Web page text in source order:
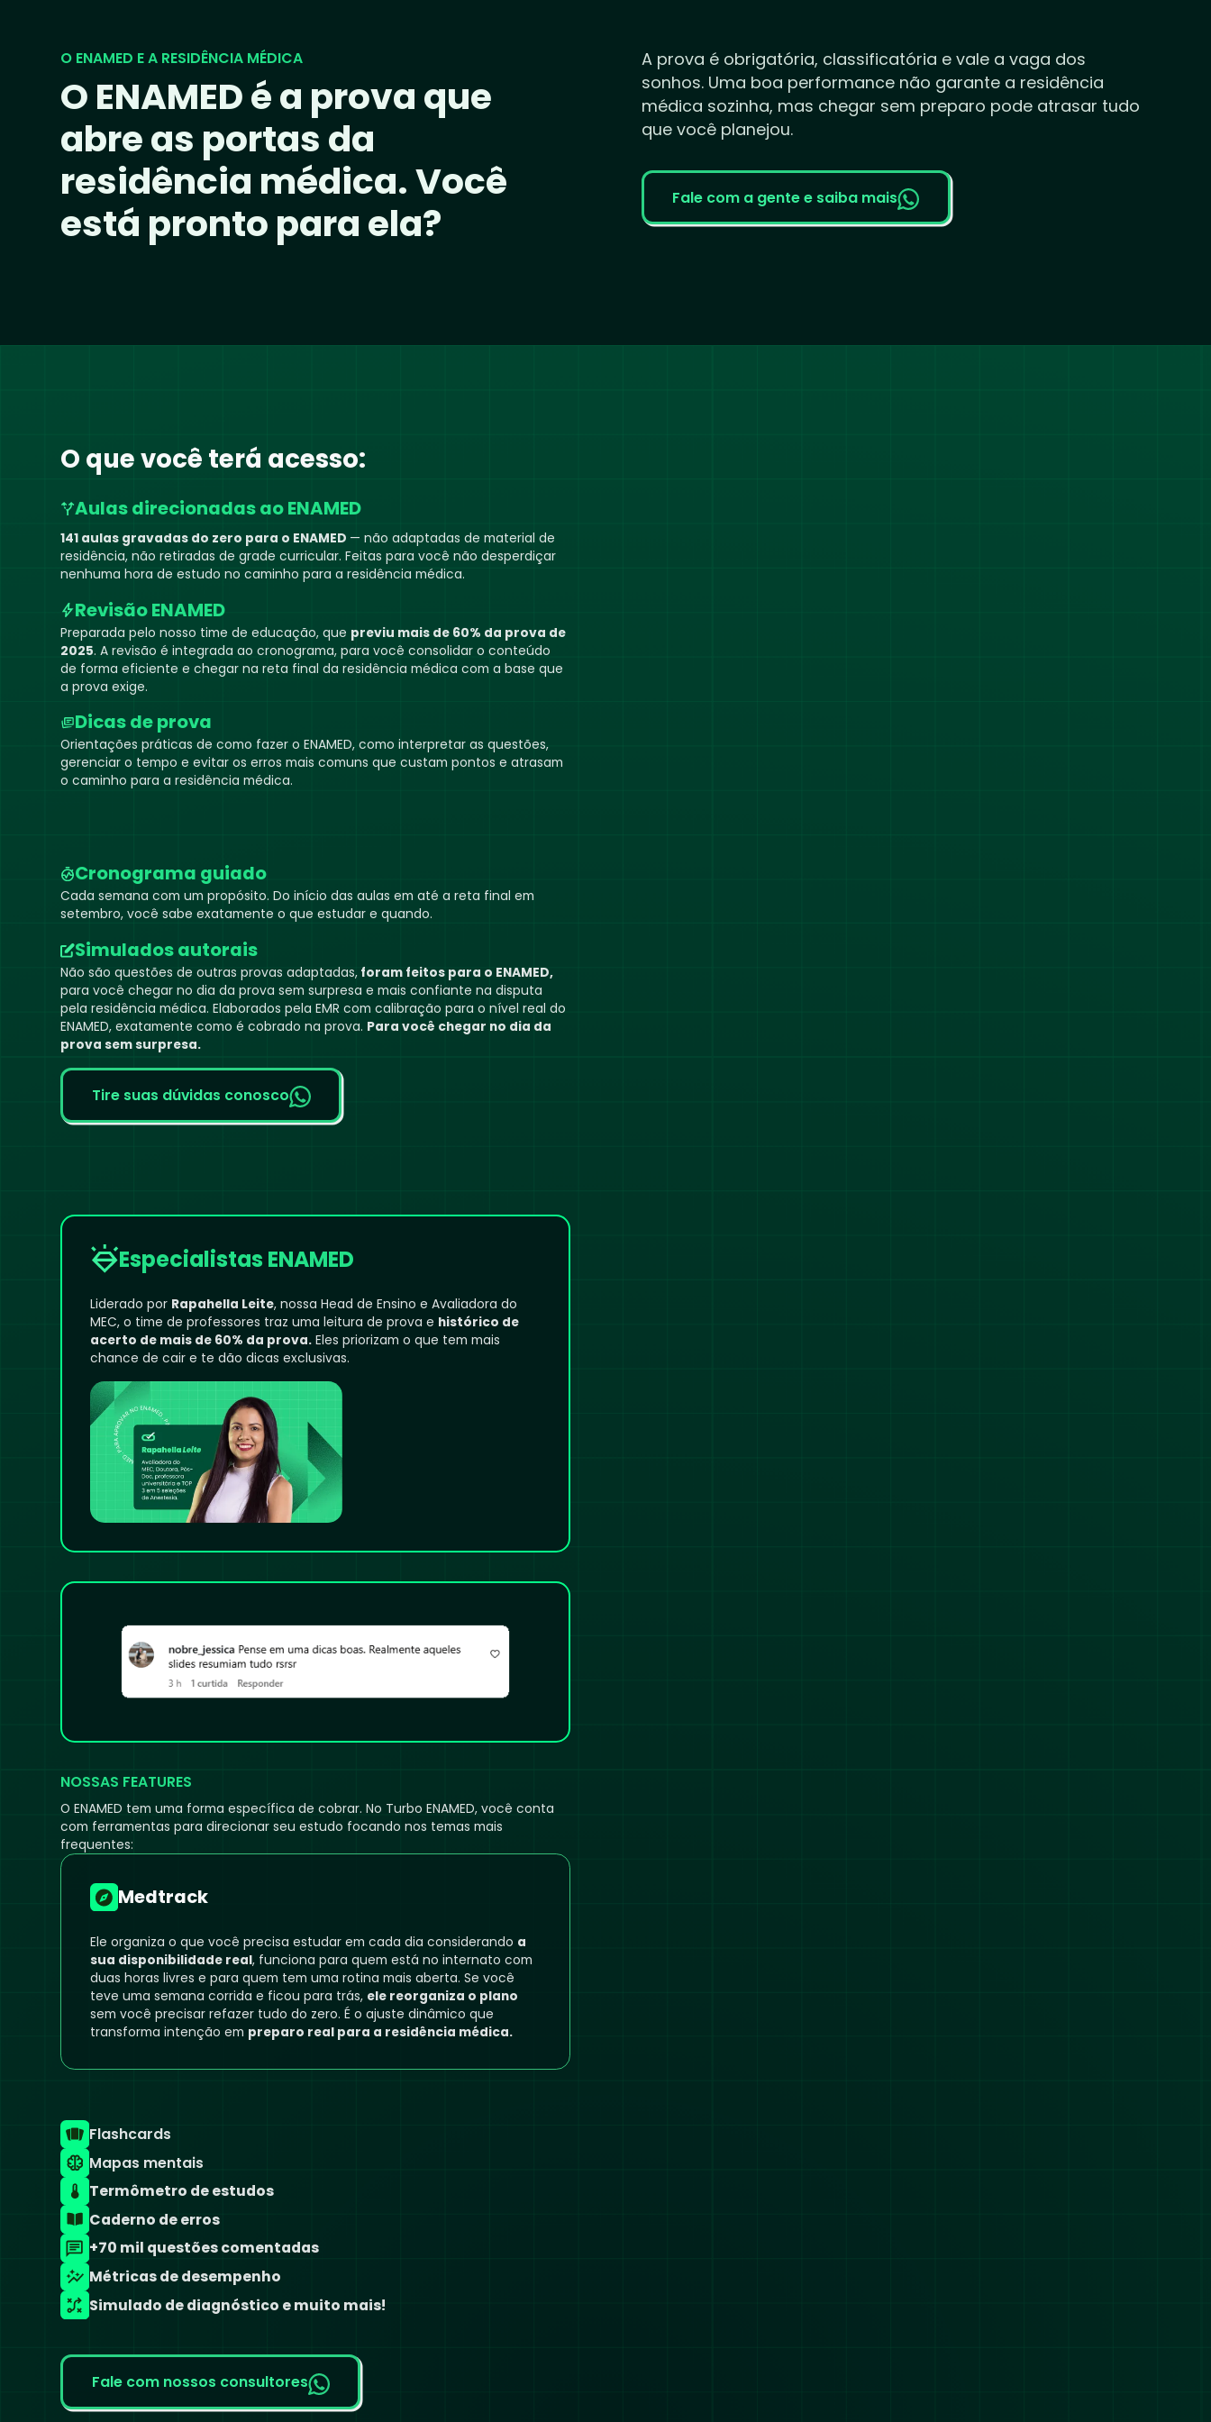
O ENAMED E A RESIDÊNCIA MÉDICA
O ENAMED é a prova que
abre as portas da
residência médica. Você
está pronto para ela?
A prova é obrigatória, classificatória e vale a vaga dos
sonhos. Uma boa performance não garante a residência
médica sozinha, mas chegar sem preparo pode atrasar tudo
que você planejou.
Fale com a gente e saiba mais
O que você terá acesso:
Aulas direcionadas ao ENAMED
141 aulas gravadas do zero para o ENAMED — não adaptadas de material de
residência, não retiradas de grade curricular. Feitas para você não desperdiçar
nenhuma hora de estudo no caminho para a residência médica.
Revisão ENAMED
Preparada pelo nosso time de educação, que previu mais de 60% da prova de
2025. A revisão é integrada ao cronograma, para você consolidar o conteúdo
de forma eficiente e chegar na reta final da residência médica com a base que
a prova exige.
Dicas de prova
Orientações práticas de como fazer o ENAMED, como interpretar as questões,
gerenciar o tempo e evitar os erros mais comuns que custam pontos e atrasam
o caminho para a residência médica.
Cronograma guiado
Cada semana com um propósito. Do início das aulas em até a reta final em
setembro, você sabe exatamente o que estudar e quando.
Simulados autorais
Não são questões de outras provas adaptadas, foram feitos para o ENAMED,
para você chegar no dia da prova sem surpresa e mais confiante na disputa
pela residência médica. Elaborados pela EMR com calibração para o nível real do
ENAMED, exatamente como é cobrado na prova. Para você chegar no dia da
prova sem surpresa.
Tire suas dúvidas conosco
Especialistas ENAMED
Liderado por Rapahella Leite, nossa Head de Ensino e Avaliadora do
MEC, o time de professores traz uma leitura de prova e histórico de
acerto de mais de 60% da prova. Eles priorizam o que tem mais
chance de cair e te dão dicas exclusivas.
NOSSAS FEATURES
O ENAMED tem uma forma específica de cobrar. No Turbo ENAMED, você conta
com ferramentas para direcionar seu estudo focando nos temas mais
frequentes:
Medtrack
Ele organiza o que você precisa estudar em cada dia considerando a
sua disponibilidade real, funciona para quem está no internato com
duas horas livres e para quem tem uma rotina mais aberta. Se você
teve uma semana corrida e ficou para trás, ele reorganiza o plano
sem você precisar refazer tudo do zero. É o ajuste dinâmico que
transforma intenção em preparo real para a residência médica.
Flashcards
Mapas mentais
Termômetro de estudos
Caderno de erros
+70 mil questões comentadas
Métricas de desempenho
Simulado de diagnóstico e muito mais!
Fale com nossos consultores